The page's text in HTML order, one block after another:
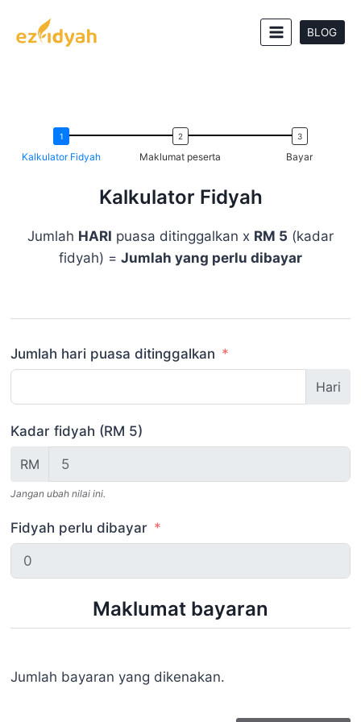
BLOG
Kalkulator Fidyah Maklumat peserta Bayar
Kalkulator Fidyah
Jumlah HARI puasa ditinggalkan x RM 5 (kadar
fidyah) = Jumlah yang perlu dibayar
Jumlah hari puasa ditinggalkan
Hari
Kadar fidyah (RM 5)
RM
Jangan ubah nilai ini.
Fidyah perlu dibayar
Maklumat bayaran
Jumlah bayaran yang dikenakan.